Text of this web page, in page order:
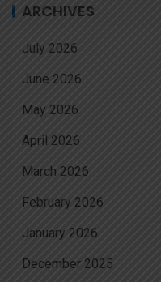
ARCHIVES
July 2026
June 2026
May 2026
April 2026
March 2026
February 2026
January 2026
December 2025